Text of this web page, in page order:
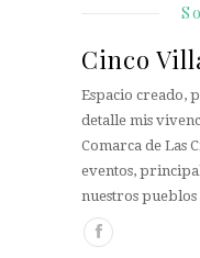
Cinco
Espacio creado,
detalle mis
Comarca de Las
eventos,
nuestros